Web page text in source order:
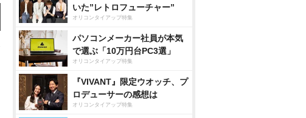
いた”レトロフューチャー”
オリコンタイアップ特集
パソコンメーカー社員が本気
で選ぶ「10万円台PC3選」
オリコンタイアップ特集
『VIVANT』限定ウオッチ、プ
ロデューサーの感想は
オリコンタイアップ特集